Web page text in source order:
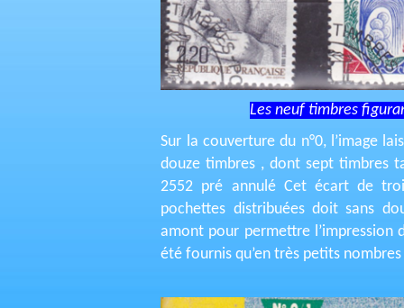
Les neuf timbres
Sur la couverture du n°0, l’image
douze timbres , dont sept timbres
2552 pré annulé Cet écart de
pochettes distribuées doit sans
amont pour permettre l’impression
été fournis qu’en très petits nombres